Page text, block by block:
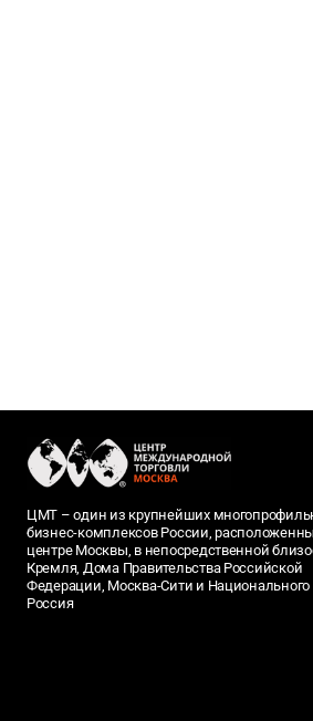
ЦМТ – один из крупнейших
бизнес-комплексов России,
центре Москвы, в непосредственной
Кремля, Дома Правительства Российской
Федерации, Москва-Сити и Национального
Россия